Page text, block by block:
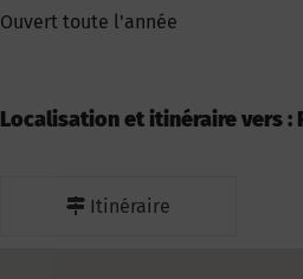
Ouvert toute l'année
Localisation et itinéraire vers :
Itinéraire